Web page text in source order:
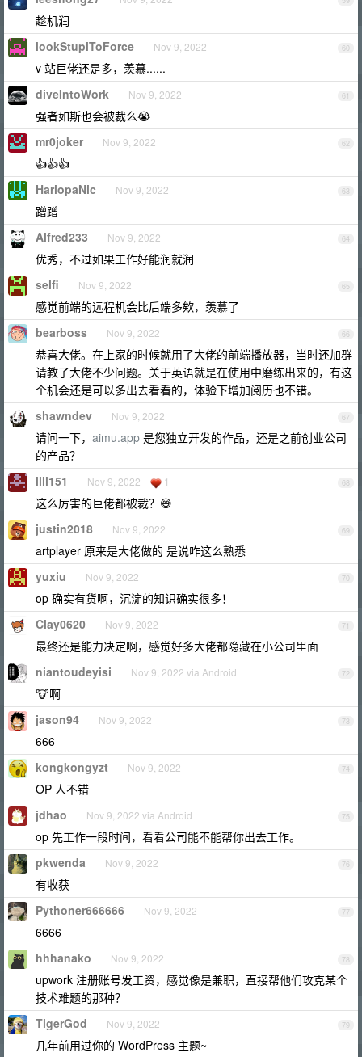
趁机润
60
lookStupiToForce Nov 9, 2022
v 站巨佬还是多，羡慕......
61
diveIntoWork Nov 9, 2022
强者如斯也会被裁么😭
62
mr0joker Nov 9, 2022
👍👍👍
63
HariopaNic Nov 9, 2022
蹭蹭
64
Alfred233 Nov 9, 2022
优秀，不过如果工作好能润就润
65
selfi Nov 9, 2022
感觉前端的远程机会比后端多欸，羡慕了
66
bearboss Nov 9, 2022
恭喜大佬。在上家的时候就用了大佬的前端播放器，当时还加群
请教了大佬不少问题。关于英语就是在使用中磨练出来的，有这
个机会还是可以多出去看看的，体验下增加阅历也不错。
67
shawndev Nov 9, 2022
请问一下， aimu.app 是您独立开发的作品，还是之前创业公司
的产品？
68
llll151 Nov 9, 2022 1
这么厉害的巨佬都被裁？😅
69
justin2018 Nov 9, 2022
artplayer 原来是大佬做的 是说咋这么熟悉
70
yuxiu Nov 9, 2022
op 确实有货啊，沉淀的知识确实很多！
71
Clay0620 Nov 9, 2022
最终还是能力决定啊，感觉好多大佬都隐藏在小公司里面
72
niantoudeyisi Nov 9, 2022 via Android
🐮啊
73
jason94 Nov 9, 2022
666
74
kongkongyzt Nov 9, 2022
OP 人不错
75
jdhao Nov 9, 2022 via Android
op 先工作一段时间，看看公司能不能帮你出去工作。
76
pkwenda Nov 9, 2022
有收获
77
Pythoner666666 Nov 9, 2022
6666
78
hhhanako Nov 9, 2022
upwork 注册账号发工资，感觉像是兼职，直接帮他们攻克某个
技术难题的那种？
79
TigerGod Nov 9, 2022
几年前用过你的 WordPress 主题~